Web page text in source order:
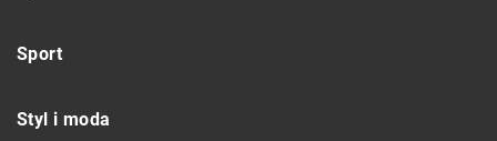
Sport
Styl i moda